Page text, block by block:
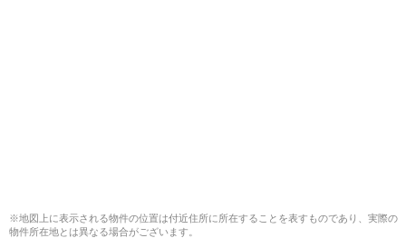
※地図上に表示される物件の位置は付近住所に所在することを表すものであり、実際の
物件所在地とは異なる場合がございます。